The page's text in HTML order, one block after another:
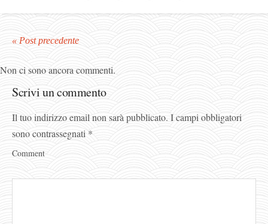
« Post precedente
Non ci sono ancora commenti.
Scrivi un commento
Il tuo indirizzo email non sarà pubblicato. I campi obbligatori
sono contrassegnati *
Comment